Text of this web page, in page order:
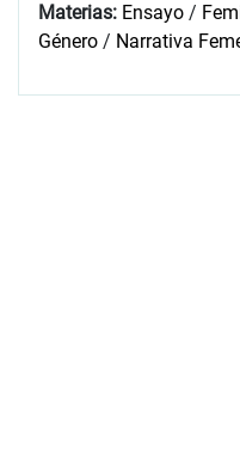
Materias: Ensayo /
Género / Narrativa